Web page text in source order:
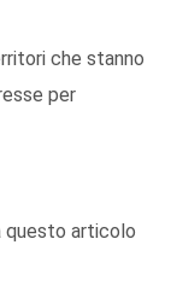
che stanno
per
questo articolo